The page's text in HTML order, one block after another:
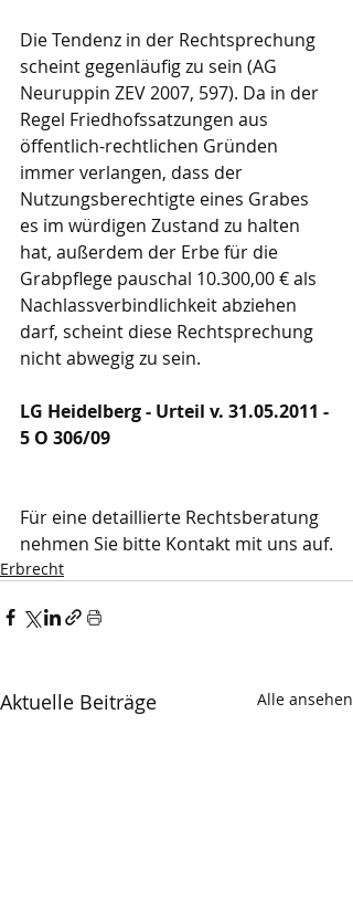
Die Tendenz in der Rechtsprechung
scheint gegenläufig zu sein (AG
Neuruppin ZEV 2007, 597). Da in der
Regel Friedhofssatzungen aus
öffentlich-rechtlichen Gründen
immer verlangen, dass der
Nutzungsberechtigte eines Grabes
es im würdigen Zustand zu halten
hat, außerdem der Erbe für die
Grabpflege pauschal 10.300,00 € als
Nachlassverbindlichkeit abziehen
darf, scheint diese Rechtsprechung
nicht abwegig zu sein.
LG Heidelberg - Urteil v. 31.05.2011 -
5 O 306/09
Für eine detaillierte Rechtsberatung
nehmen Sie bitte Kontakt mit uns auf.
Erbrecht
Aktuelle Beiträge Alle ansehen